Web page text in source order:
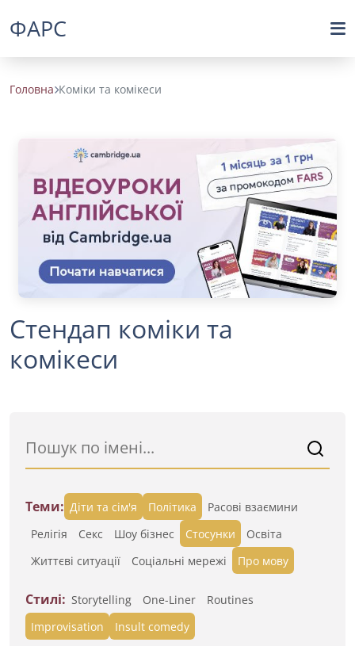
ФАРС
Головна Коміки та комікеси
Стендап коміки та
комікеси
Теми: Діти та сім'я Політика
Расові взаємини
Релігія
Секс Шоу бізнес Стосунки
Освіта
Життєві ситуації
Cоціальні мережі Про мову
Стилі: Storytelling One-Liner
Routines
Improvisation
Insult comedy